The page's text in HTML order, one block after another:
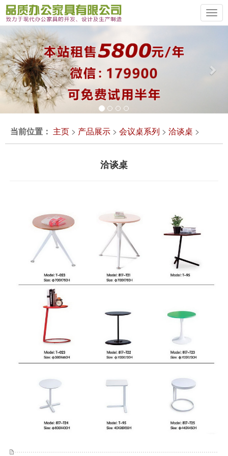
Previous
当前位置： 主页 > 产品展示 > 会议桌系列 > 洽谈桌 >
洽谈桌